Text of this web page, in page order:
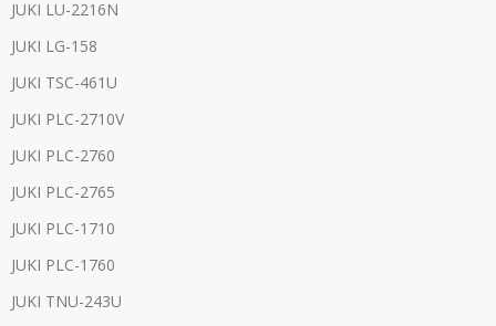
JUKI LU-2216N
JUKI LG-158
JUKI TSC-461U
JUKI PLC-2710V
JUKI PLC-2760
JUKI PLC-2765
JUKI PLC-1710
JUKI PLC-1760
JUKI TNU-243U